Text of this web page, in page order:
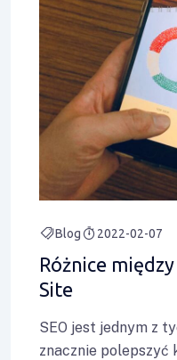
Blog 2022-02-07
Różnice
Site
SEO jest jednym z
znacznie polepszyć